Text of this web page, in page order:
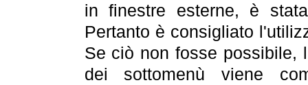
in finestre esterne, è
Pertanto è consigliato
Se ciò non fosse possibile,
dei sottomenù viene